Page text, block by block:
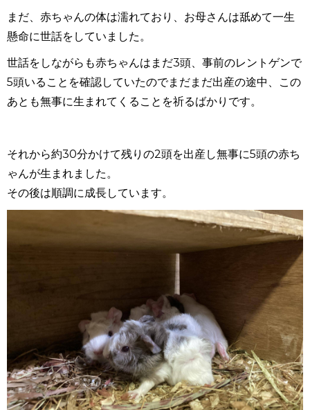
まだ、赤ちゃんの体は濡れており、お母さんは舐めて一生
懸命に世話をしていました。
世話をしながらも赤ちゃんはまだ3頭、事前のレントゲンで
5頭いることを確認していたのでまだまだ出産の途中、この
あとも無事に生まれてくることを祈るばかりです。
それから約30分かけて残りの2頭を出産し無事に5頭の赤ち
ゃんが生まれました。
その後は順調に成長しています。